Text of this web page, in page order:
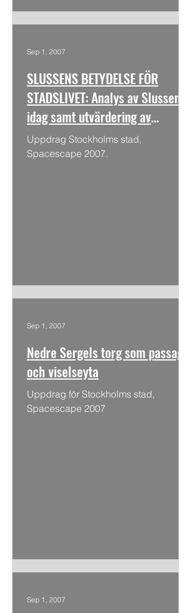
SLUSSENS BETYDELSE FÖR
STADSLIVET: Analys av Slussen
idag samt utvärdering av
förslagen: Nybyggt bevarande
och Nya Slussen
Uppdrag Stockholms stad,
Spacescape 2007.
Sep 1, 2007
Nedre Sergels torg som passage
och viselseyta
Uppdrag för Stockholms stad,
Spacescape 2007
Sep 1, 2007
Sep 1, 2007